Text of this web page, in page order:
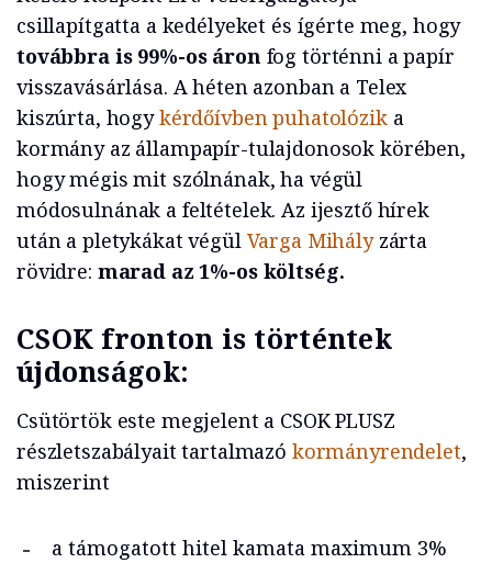
csillapítgatta a kedélyeket és ígérte meg, hogy
továbbra is 99%-os áron fog történni a papír
visszavásárlása. A héten azonban a Telex
kiszúrta, hogykérdőívben puhatolózika
kormány az állampapír-tulajdonosok körében,
hogy mégis mit szólnának, ha végül
módosulnának a feltételek. Az ijesztő hírek
után a pletykákat végül Varga Mihályzárta
rövidre: marad az 1%-os költség.
CSOK fronton is történtek
újdonságok:
Csütörtök este megjelent a CSOK PLUSZ
részletszabályait tartalmazó kormányrendelet,
miszerint
a támogatott hitel kamata maximum 3%